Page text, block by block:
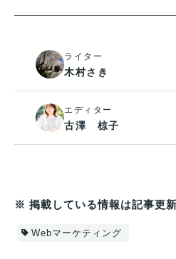
ライター
木村さき
エディター
古澤 椋子
※ 掲載している情報は記事更
Webマーケティング